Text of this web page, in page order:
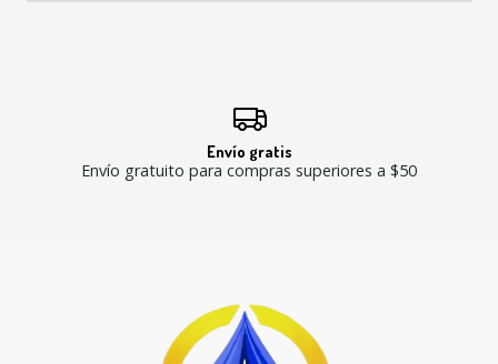
Envío gratis
Envío gratuito para compras superiores a $50